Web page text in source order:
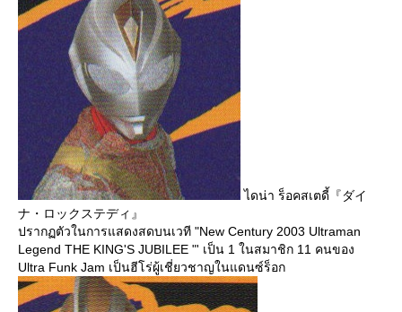
ไดน่า ร็อคสเตดี้『ダイ
ナ・ロックステディ』
ปรากฏตัวในการแสดงสดบนเวที "New Century 2003 Ultraman
Legend THE KING'S JUBILEE "' เป็น 1 ในสมาชิก 11 คนของ
Ultra Funk Jam เป็นฮีโร่ผู้เชี่ยวชาญในแดนซ์ร็อก